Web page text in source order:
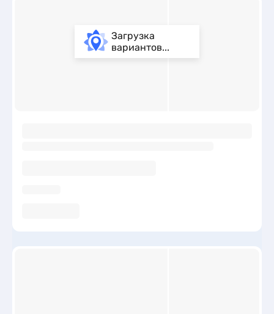
Загрузка
вариантов...